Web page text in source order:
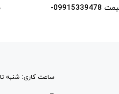
اطلاع از موجودی اجناس و تایید قیمت 09915339478-
ساعت کاری: شنبه تا چهارشنه 10 الی 18/ پنج شنبه 10 الی 13/ جمعه ها